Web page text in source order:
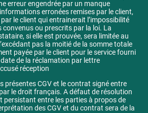
erreur engendrée par un manque
erronées remises par le client,
le client qui entrainerait l’impossibilité
convenus ou prescrits par la loi. La
si elle est prouvée, sera limitée au
pas la moitié de la somme totale
payée par le client pour le service fourni
de la réclamation par lettre
réception
présentes CGV et le contrat signé entre
le droit français. A défaut de résolution
persistant entre les parties à propos de
des CGV et du contrat sera de la